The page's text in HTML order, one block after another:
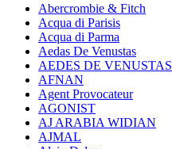
Abercrombie & Fitch
Acqua di Parisis
Acqua di Parma
Aedas De Venustas
AEDES DE VENUSTAS
AFNAN
Agent Provocateur
AGONIST
AJ ARABIA WIDIAN
AJMAL